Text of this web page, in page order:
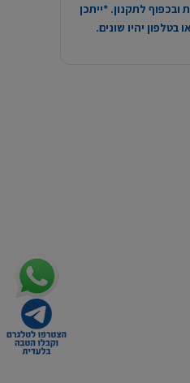
לתקנון. *ייתכן
בטלפון יהיו שונים.